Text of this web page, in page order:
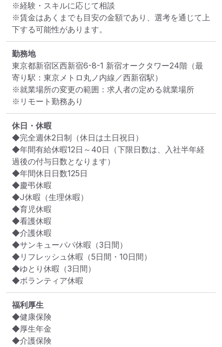
※経験・スキルに応じて相談
※賃金はあくまでも目安の金額であり、選考を通じて上
下する可能性があります。
勤務地
東京都新宿区西新宿6-8-1 新宿オークタワー24階 （最
寄り駅：東京メトロ丸ノ内線／西新宿駅）
※就業場所の変更の範囲：求人者の定める就業場所
※リモート勤務あり
休日・休暇
◆完全週休2日制（休日は土日祝日）
◆年間有給休暇12日～40日（下限日数は、入社半年経
過後の付与日数となります）
◆年間休日日数125日
◆慶弔休暇
◆J休暇（生理休暇）
◆育児休暇
◆看護休暇
◆介護休暇
◆サンキューパパ休暇（3日間）
◆リフレッシュ休暇（5日間・10日間）
◆ゆとり休暇（3日間）
◆ボランティア休暇
福利厚生
◆健康保険
◆厚生年金
◆介護保険